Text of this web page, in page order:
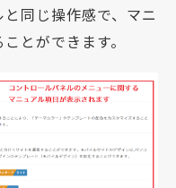
同じ操作感で、マニ
とができます。